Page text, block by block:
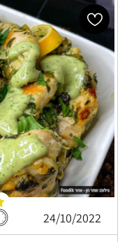
24/10/2022